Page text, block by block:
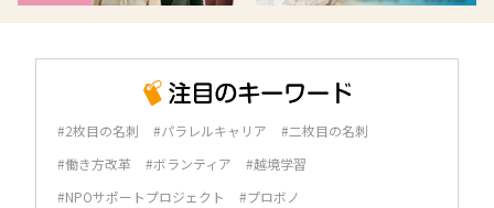
#2枚目の名刺 #パラレルキャリア
#二枚目の名刺
#働き方改革
#ボランティア
#越境学習
#NPOサポートプロジェクト
#プロボノ